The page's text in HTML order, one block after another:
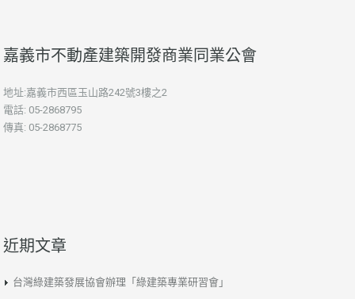
嘉義市不動產建築開發商業同業公會
地址:嘉義市西區玉山路242號3樓之2
電話: 05-2868795
傳真: 05-2868775
近期文章
台灣綠建築發展協會辦理「綠建築專業研習會」